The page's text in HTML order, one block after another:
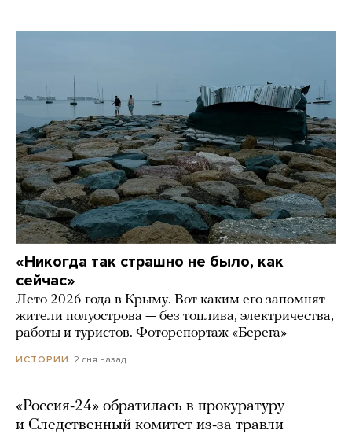
«Никогда так страшно не было, как
сейчас»
Лето 2026 года в Крыму. Вот каким его запомнят
жители полуострова — без топлива, электричества,
работы и туристов. Фоторепортаж «Берега»
ИСТОРИИ 2 дня назад
«Россия-24» обратилась в прокуратуру
и Следственный комитет из-за травли